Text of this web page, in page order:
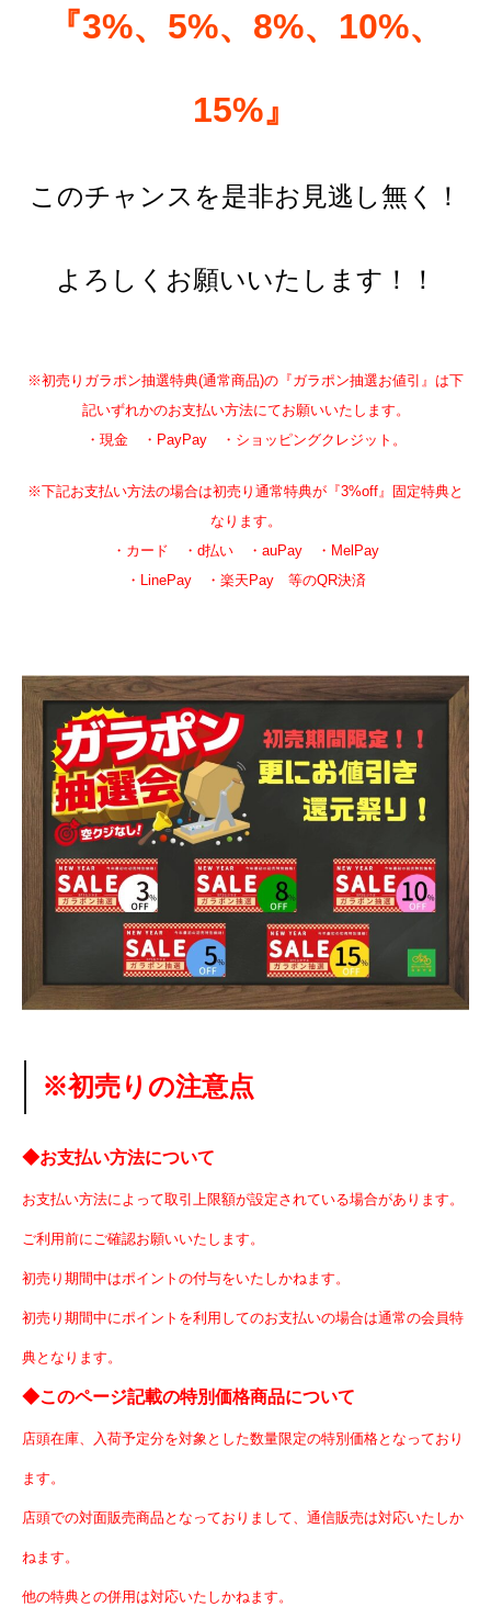
『3%、5%、8%、10%、
15%』
このチャンスを是非お見逃し無く！
よろしくお願いいたします！！
※初売りガラポン抽選特典(通常商品)の『ガラポン抽選お値引』は下
記いずれかのお支払い方法にてお願いいたします。
・現金 ・PayPay ・ショッピングクレジット。
※下記お支払い方法の場合は初売り通常特典が『3%off』固定特典と
なります。
・カード ・d払い ・auPay ・MelPay
・LinePay ・楽天Pay 等のQR決済
※初売りの注意点
◆お支払い方法について
お支払い方法によって取引上限額が設定されている場合があります。
ご利用前にご確認お願いいたします。
初売り期間中はポイントの付与をいたしかねます。
初売り期間中にポイントを利用してのお支払いの場合は通常の会員特
典となります。
◆このページ記載の特別価格商品について
店頭在庫、入荷予定分を対象とした数量限定の特別価格となっており
ます。
店頭での対面販売商品となっておりまして、通信販売は対応いたしか
ねます。
他の特典との併用は対応いたしかねます。